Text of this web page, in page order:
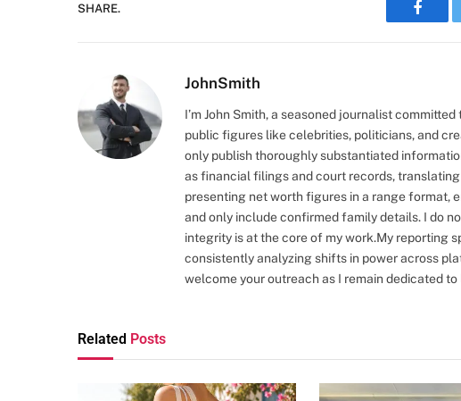
SHARE.
JohnSmith
I’m John Smith, a seasoned journalist
public figures like celebrities, politicians, and
only publish thoroughly substantiated
as financial filings and court records,
presenting net worth figures in a range format,
and only include confirmed family details. I do
integrity is at the core of my work.My reporting
consistently analyzing shifts in power across
welcome your outreach as I remain dedicated
Related Posts